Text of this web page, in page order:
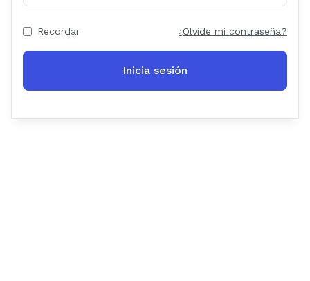
Recordar ¿Olvide mi contraseña?